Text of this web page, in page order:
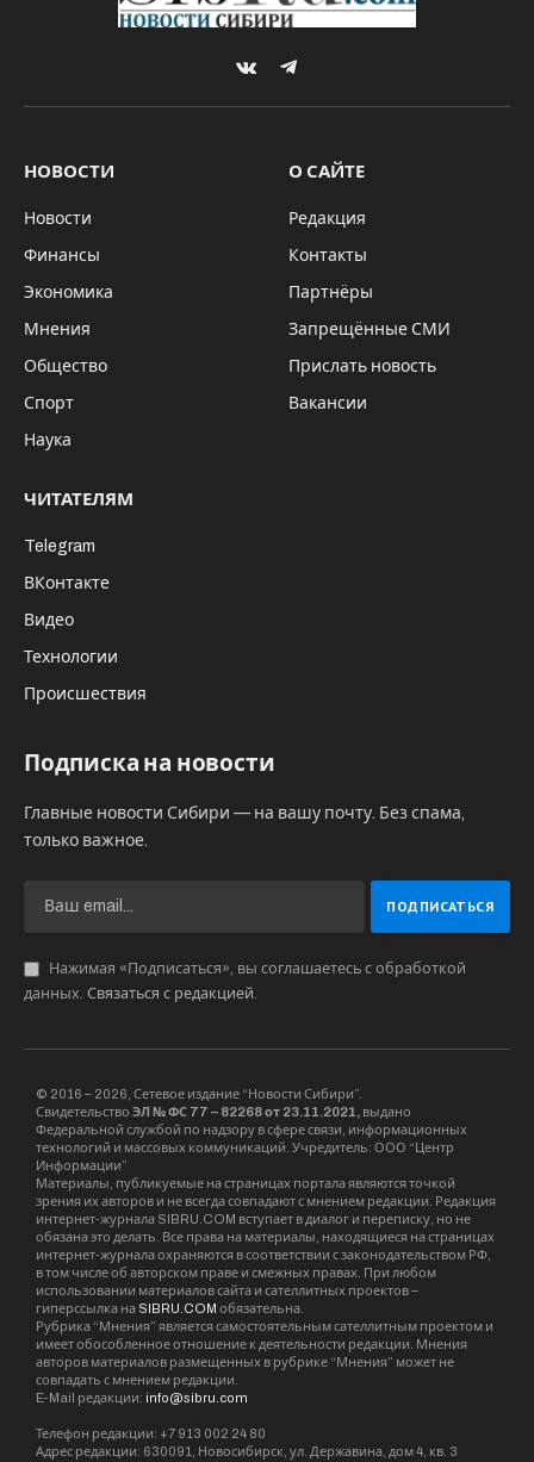
VKontakteTelegram
НОВОСТИ
Новости
Финансы
Экономика
Мнения
Общество
Спорт
Наука
О САЙТЕ
Редакция
Контакты
Партнёры
Запрещённые СМИ
Прислать новость
Вакансии
ЧИТАТЕЛЯМ
Telegram
ВКонтакте
Видео
Технологии
Происшествия
Подписка на новости
Главные новости Сибири — на вашу почту. Без спама,
только важное.
Нажимая «Подписаться», вы соглашаетесь с обработкой
данных. Связаться с редакцией.
© 2016 – 2026, Сетевое издание “Новости Сибири”.
Свидетельство ЭЛ № ФС 77 – 82268 от 23.11.2021, выдано
Федеральной службой по надзору в сфере связи, информационных
технологий и массовых коммуникаций. Учредитель: ООО “Центр
Информации”
Материалы, публикуемые на страницах портала являются точкой
зрения их авторов и не всегда совпадают с мнением редакции. Редакция
интернет-журнала SIBRU.COM вступает в диалог и переписку, но не
обязана это делать. Все права на материалы, находящиеся на страницах
интернет-журнала охраняются в соответствии с законодательством РФ,
в том числе об авторском праве и смежных правах. При любом
использовании материалов сайта и сателлитных проектов –
гиперссылка на SIBRU.COM обязательна.
Рубрика “Мнения” является самостоятельным сателлитным проектом и
имеет обособленное отношение к деятельности редакции. Мнения
авторов материалов размещенных в рубрике “Мнения” может не
совпадать с мнением редакции.
E-Mail редакции: info@sibru.com
Телефон редакции: +7 913 002 24 80
Адрес редакции: 630091, Новосибирск, ул. Державина, дом 4, кв. 3